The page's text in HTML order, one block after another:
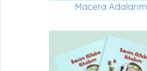
Macera Adalarım